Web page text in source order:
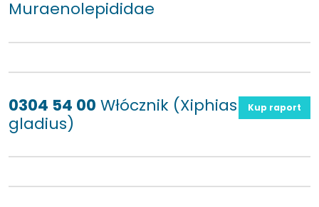
Muraenolepididae
0304 54 00 Włócznik (Xiphias
gladius)
Kup raport